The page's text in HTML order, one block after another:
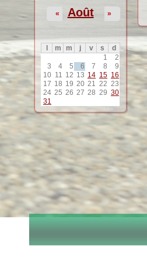
Août
« »
m m j v s
d
1
2
3
4 5 6 7 8
9
10 11 12 13 14 15 16
17 18 19 20 21 22 23
24 25 26 27 28 29 30
31